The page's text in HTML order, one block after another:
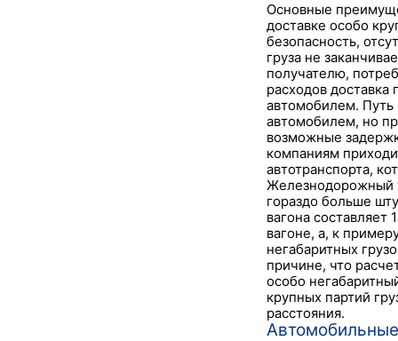
Основные
доставке особо
безопасность,
груза не
получателю,
расходов доставка
автомобилем. Путь
автомобилем, но
возможные
компаниям
автотранспорта,
Железнодорожный
гораздо больше
вагона
вагоне, а, к
негабаритных
причине, что
особо
крупных партий
расстояния.